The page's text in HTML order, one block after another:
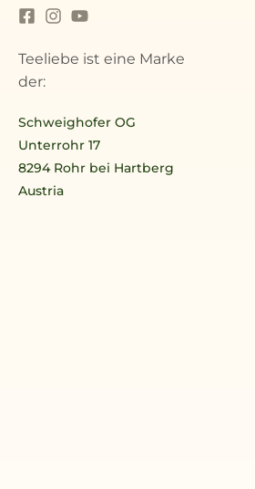
Teeliebe ist eine Marke
der:
Schweighofer OG
Unterrohr 17
8294 Rohr bei Hartberg
Austria